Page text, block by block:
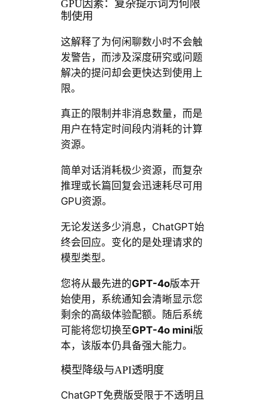
GPU因素：复杂提示词为何限
制使用
这解释了为何闲聊数小时不会触
发警告，而涉及深度研究或问题
解决的提问却会更快达到使用上
限。
真正的限制并非消息数量，而是
用户在特定时间段内消耗的计算
资源。
简单对话消耗极少资源，而复杂
推理或长篇回复会迅速耗尽可用
GPU资源。
无论发送多少消息，ChatGPT始
终会回应。变化的是处理请求的
模型类型。
您将从最先进的GPT-4o版本开
始使用，系统通知会清晰显示您
剩余的高级体验配额。随后系统
可能将您切换至GPT-4o mini版
本，该版本仍具备强大能力。
模型降级与API透明度
ChatGPT免费版受限于不透明且